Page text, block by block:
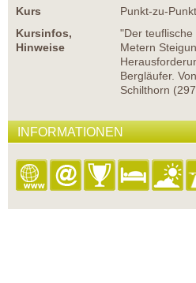
Kurs
Punkt-zu-Punkt
Kursinfos,
Hinweise
"Der
Metern
Bergläufer.
Schilthorn
INFORMATIONEN